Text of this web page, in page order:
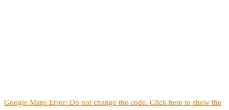
Google Maps Error: Do not change the code. Click here to show the